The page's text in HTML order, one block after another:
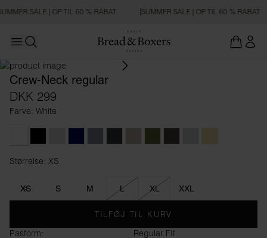
SALE | OP TIL 60 % RABAT SUMMER SALE | OP TIL 60 % RABAT
Open main menu
REGULAR FIT
Crew-Neck regular
DKK 299
Farve: White
Størrelse: XS
XS S M L XL XXL
TILFØJ TIL KURV
Pasform:
Regular FIt